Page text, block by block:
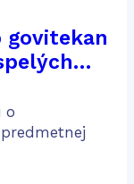
govitekan
prsníka,
viac
o